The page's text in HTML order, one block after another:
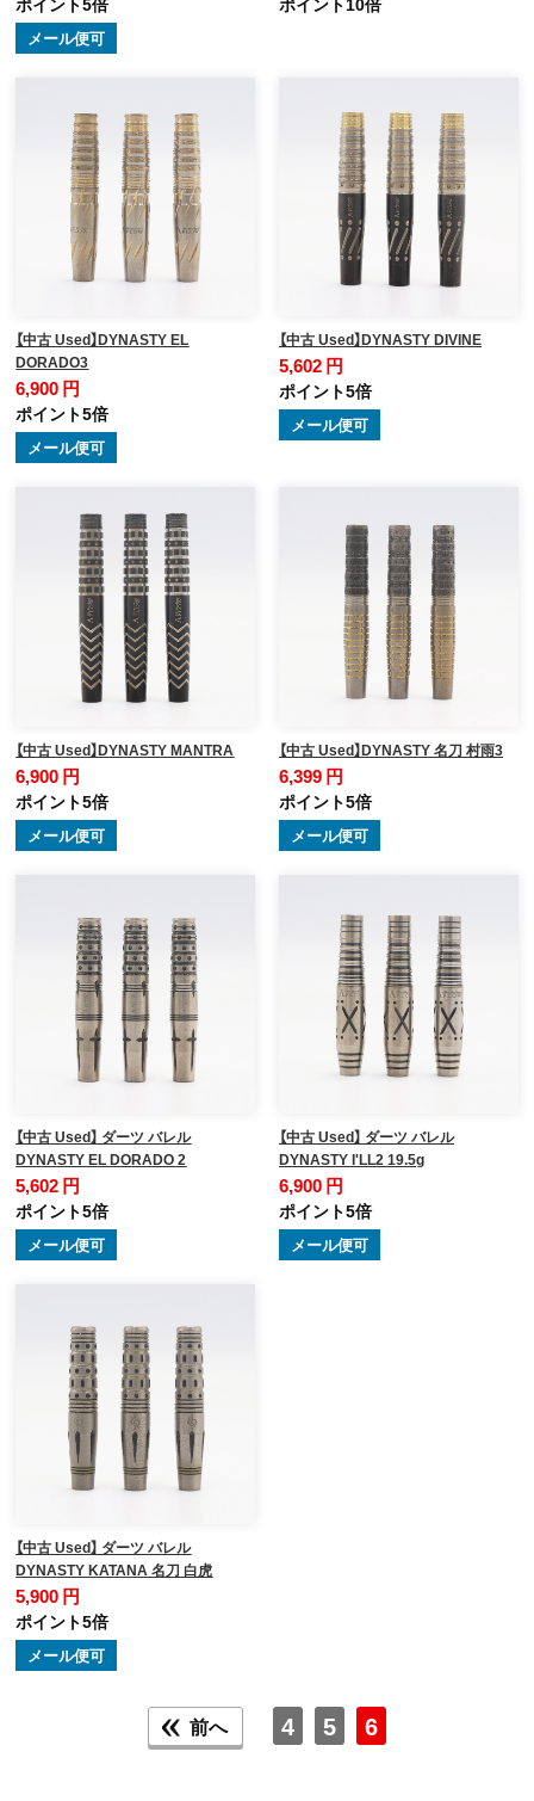
メール便可
【中古 Used】DYNASTY EL
DORADO3
6,900 円
ポイント5倍
メール便可
【中古 Used】DYNASTY DIVINE
5,602 円
ポイント5倍
メール便可
【中古 Used】DYNASTY MANTRA
6,900 円
ポイント5倍
メール便可
【中古 Used】DYNASTY 名刀 村雨3
6,399 円
ポイント5倍
メール便可
【中古 Used】 ダーツ バレル
DYNASTY EL DORADO 2
5,602 円
ポイント5倍
メール便可
【中古 Used】 ダーツ バレル
DYNASTY I'LL2 19.5g
6,900 円
ポイント5倍
メール便可
【中古 Used】 ダーツ バレル
DYNASTY KATANA 名刀 白虎
5,900 円
ポイント5倍
メール便可
前へ 4 5 6